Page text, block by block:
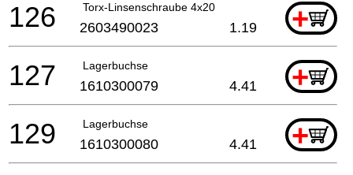
Torx-Linsenschraube 4x20 +
126 2603490023 1.19
Lagerbuchse +
127 1610300079 4.41
Lagerbuchse +
129 1610300080 4.41